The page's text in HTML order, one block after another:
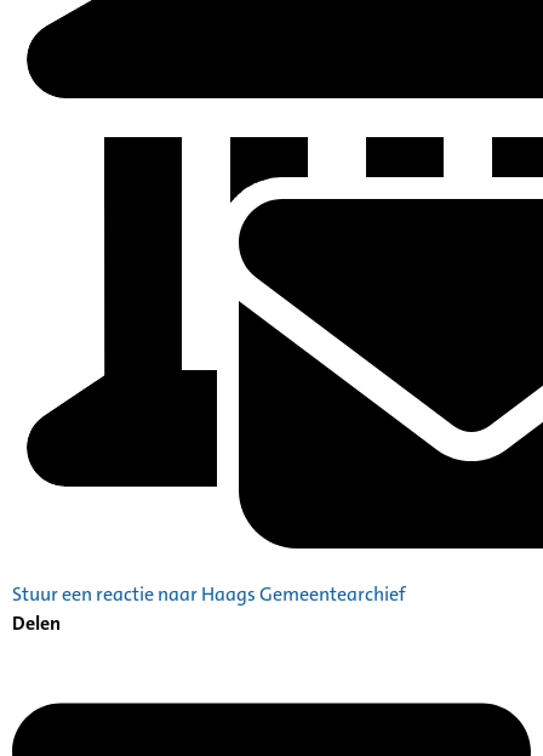
Stuur een reactie naar Haags Gemeentearchief
Delen